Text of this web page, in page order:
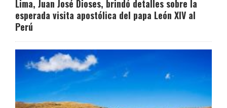
Lima, Juan José Dioses, brindó detalles sobre la
esperada visita apostólica del papa León XIV al
Perú